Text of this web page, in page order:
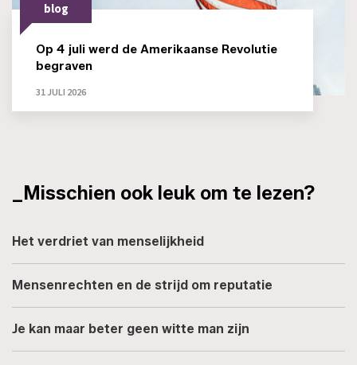
blog
Op 4 juli werd de Amerikaanse Revolutie
begraven
31 JULI 2026
_Misschien ook leuk om te lezen?
Het verdriet van menselijkheid
Mensenrechten en de strijd om reputatie
Je kan maar beter geen witte man zijn